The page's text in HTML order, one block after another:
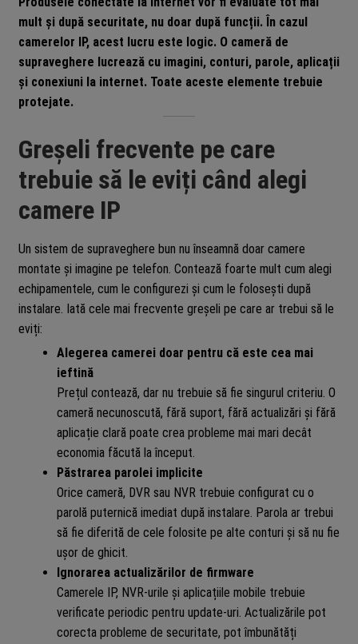
mult și după securitate, nu doar după funcții. În cazul
camerelor IP, acest lucru este logic. O cameră de
supraveghere lucrează cu imagini, conturi, parole, aplicații
și conexiuni la internet. Toate aceste elemente trebuie
protejate.
Greșeli frecvente pe care
trebuie să le eviți când alegi
camere IP
Un sistem de supraveghere bun nu înseamnă doar camere
montate și imagine pe telefon. Contează foarte mult cum alegi
echipamentele, cum le configurezi și cum le folosești după
instalare. Iată cele mai frecvente greșeli pe care ar trebui să le
eviți:
Alegerea camerei doar pentru că este cea mai
ieftină
Prețul contează, dar nu trebuie să fie singurul criteriu. O
cameră necunoscută, fără suport, fără actualizări și fără
aplicație clară poate crea probleme mai mari decât
economia făcută la început.
Păstrarea parolei implicite
Orice cameră, DVR sau NVR trebuie configurat cu o
parolă puternică imediat după instalare. Parola ar trebui
să fie diferită de cele folosite pe alte conturi și să nu fie
ușor de ghicit.
Ignorarea actualizărilor de firmware
Camerele IP, NVR-urile și aplicațiile mobile trebuie
verificate periodic pentru update-uri. Actualizările pot
corecta probleme de securitate, pot îmbunătăți